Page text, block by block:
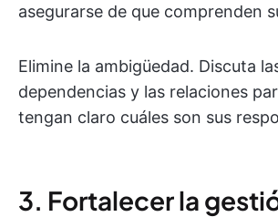
asegurarse de que comprenden
Elimine la ambigüedad. Discuta
dependencias y las relaciones
tengan claro cuáles son sus
3. Fortalecer la